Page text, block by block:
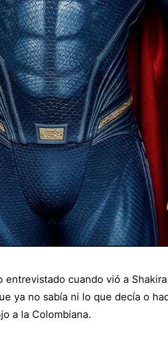
entrevistado cuando vió a
ya no sabía ni lo que decía o
a la Colombiana.